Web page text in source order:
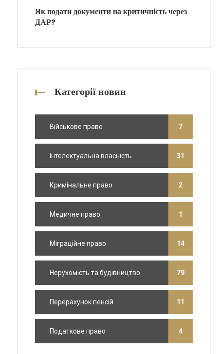
Як подати документи на критичність через
ДАР?
Категорії новин
Військове право 7
Інтелектуальна власність 31
Кримінальне право 2
Медичне право 1
Міграційне право 14
Нерухомість та будівництво 79
Перерахунок пенсій 11
Податкове право 4